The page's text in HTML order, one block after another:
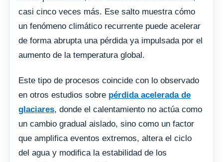
casi cinco veces más. Ese salto muestra cómo
un fenómeno climático recurrente puede acelerar
de forma abrupta una pérdida ya impulsada por el
aumento de la temperatura global.
Este tipo de procesos coincide con lo observado
en otros estudios sobre pérdida acelerada de
glaciares, donde el calentamiento no actúa como
un cambio gradual aislado, sino como un factor
que amplifica eventos extremos, altera el ciclo
del agua y modifica la estabilidad de los